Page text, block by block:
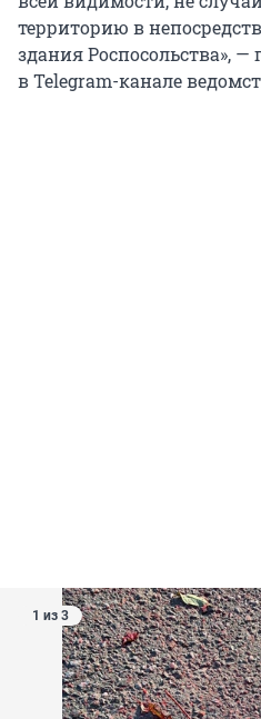
территорию в
здания Роспосольства»,
в Telegram-канале
1 из 3